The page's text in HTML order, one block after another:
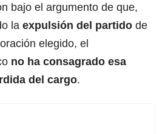
bajo el argumento de que,
la expulsión del partido de
elegido, el
no ha consagrado esa
del cargo.